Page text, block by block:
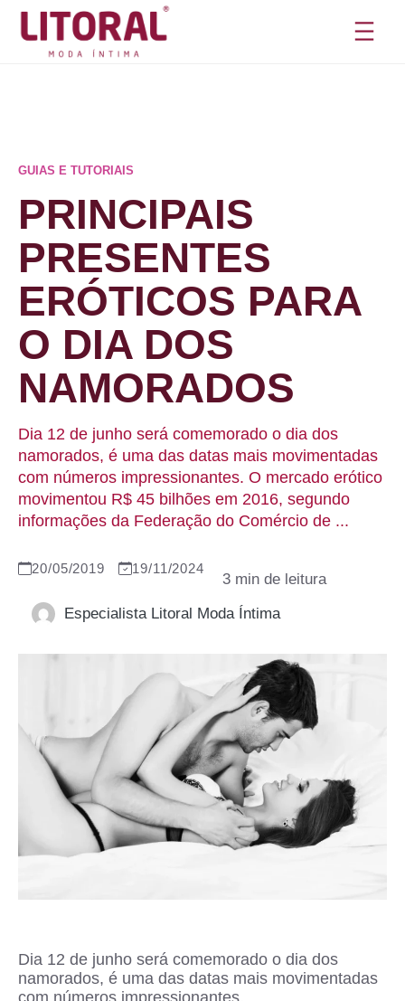
Pular
GUIAS E TUTORIAIS
PRINCIPAIS
PRESENTES
ERÓTICOS PARA
O DIA DOS
NAMORADOS
Dia 12 de junho será comemorado o dia dos
namorados, é uma das datas mais movimentadas
com números impressionantes. O mercado erótico
movimentou R$ 45 bilhões em 2016, segundo
informações da Federação do Comércio de ...
20/05/2019 19/11/2024
Especialista Litoral Moda Íntima
Dia 12 de junho será comemorado o dia dos
namorados, é uma das datas mais movimentadas
com números impressionantes.